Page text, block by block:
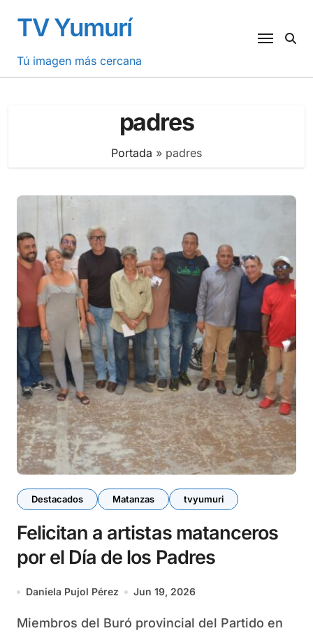
contenido
TV Yumurí
Tú imagen más cercana
padres
Portada » padres
Destacados Matanzas tvyumuri
Felicitan a artistas matanceros
por el Día de los Padres
Daniela Pujol Pérez Jun 19, 2026
Miembros del Buró provincial del Partido en